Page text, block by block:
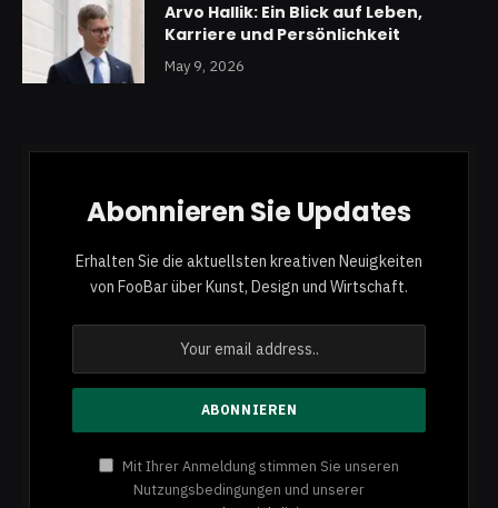
Arvo Hallik: Ein Blick auf Leben,
Karriere und Persönlichkeit
May 9, 2026
Abonnieren Sie Updates
Erhalten Sie die aktuellsten kreativen Neuigkeiten
von FooBar über Kunst, Design und Wirtschaft.
Mit Ihrer Anmeldung stimmen Sie unseren
Nutzungsbedingungen und unserer